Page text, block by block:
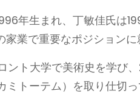
年生まれ、丁敏佳氏は
業で重要なポジションに
ント大学で美術史を学び
ミトーテム）を取り仕切